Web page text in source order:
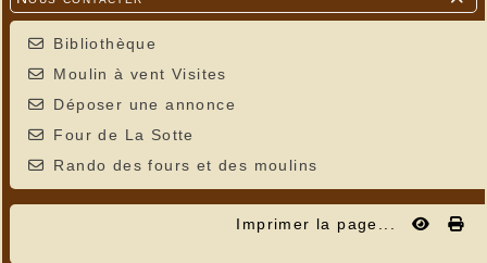
Bibliothèque
Moulin à vent Visites
Déposer une annonce
Four de La Sotte
Rando des fours et des moulins
Imprimer la page...